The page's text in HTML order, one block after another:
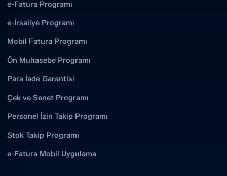
e-Fatura Programı
e-İrsaliye Programı
Mobil Fatura Programı
Ön Muhasebe Programı
Para İade Garantisi
Çek ve Senet Programı
Personel İzin Takip Programı
Stok Takip Programı
e-Fatura Mobil Uygulama